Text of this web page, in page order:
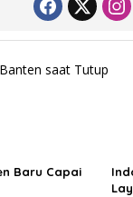
saat Tutup
Baru Capai